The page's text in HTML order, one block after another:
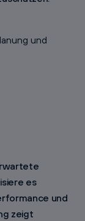
und
es
und
zeigt